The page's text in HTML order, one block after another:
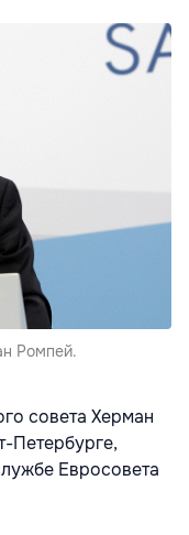
Ромпей.
совета Херман
Петербурге,
Евросовета